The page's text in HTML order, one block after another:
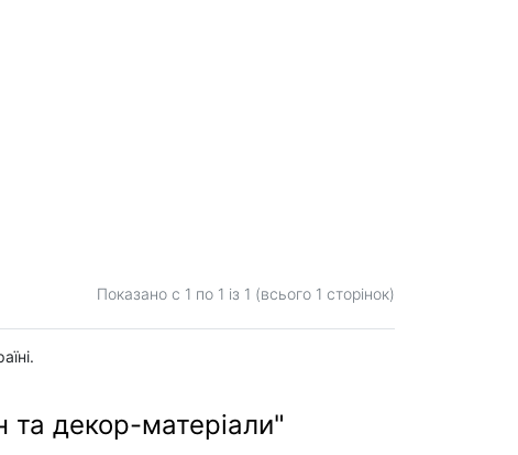
Показано с 1 по 1 із 1 (всього 1 сторінок)
та декор-матеріали"